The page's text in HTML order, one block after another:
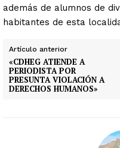
además de alumnos de
habitantes de esta
Artículo anterior
«CDHEG ATIENDE A
PERIODISTA POR
PRESUNTA VIOLACIÓN A
DERECHOS HUMANOS»